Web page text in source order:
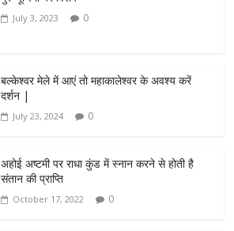
July 3, 2023 0
बल्केश्वर मेले में आएं तो महाकालेश्वर के अवश्य करें
दर्शन |
July 23, 2024 0
अहोई अष्टमी पर राधा कुंड में स्नान करने से होती है
संतान की प्राप्ति
October 17, 2022 0